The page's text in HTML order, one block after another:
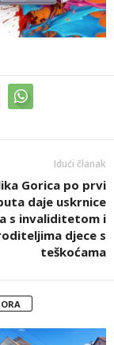
Idući članak
Gorica po prvi
daje uskrnice
s invaliditetom i
djece s
teškoćama